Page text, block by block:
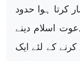
کرتا ہوا حدود
اسلام دینے
کے لئے ایک